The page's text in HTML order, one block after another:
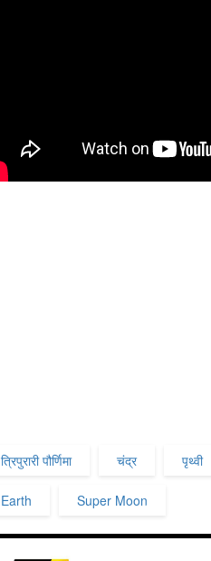
त्रिपुरारी पौर्णिमा चंद्र पृथ्वी
Earth Super Moon